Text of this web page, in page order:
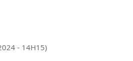
- 14H15)